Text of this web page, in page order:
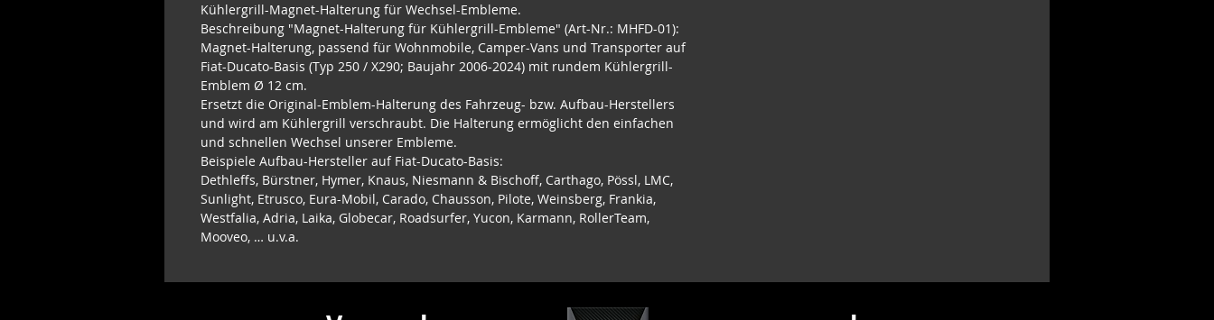
Kühlergrill-Magnet-Halterung für Wechsel-Embleme.
Beschreibung "Magnet-Halterung für Kühlergrill-Embleme" (Art-Nr.: MHFD-01):
Magnet-Halterung, passend für Wohnmobile, Camper-Vans und Transporter auf
Fiat-Ducato-Basis (Typ 250 / X290; Baujahr 2006-2024) mit rundem Kühlergrill-
Emblem Ø 12 cm.
Ersetzt die Original-Emblem-Halterung des Fahrzeug- bzw. Aufbau-Herstellers
und wird am Kühlergrill verschraubt. Die Halterung ermöglicht den einfachen
und schnellen Wechsel unserer Embleme.
Beispiele Aufbau-Hersteller auf Fiat-Ducato-Basis:
Dethleffs, Bürstner, Hymer, Knaus, Niesmann & Bischoff, Carthago, Pössl, LMC,
Sunlight, Etrusco, Eura-Mobil, Carado, Chausson, Pilote, Weinsberg, Frankia,
Westfalia, Adria, Laika, Globecar, Roadsurfer, Yucon, Karmann, RollerTeam,
Mooveo, … u.v.a.